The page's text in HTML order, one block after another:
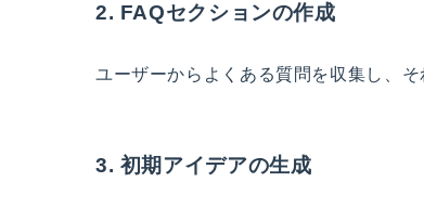
2. FAQセクションの作成
ユーザーからよくある質問を収集し、
3. 初期アイデアの生成